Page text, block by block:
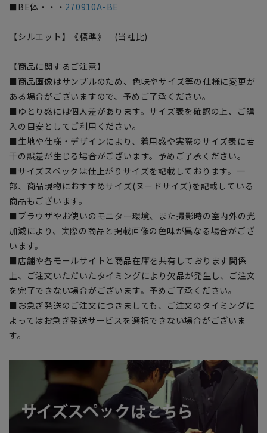
■BE体・・・ 270910A-BE
【シルエット】《標準》 (当社比)
【商品に関するご注意】
■商品画像はサンプルのため、色味やサイズ等の仕様に変更が
ある場合がございますので、予めご了承ください。
■ゆとり感には個人差があります。サイズ表を確認の上、ご購
入の目安としてご利用ください。
■生地や仕様・デザインにより、着用感や実際のサイズ表に若
干の誤差が生じる場合がございます。予めご了承ください。
■サイズスペックは仕上がりサイズを記載しております。一
部、商品現物におすすめサイズ(ヌードサイズ)を記載している
商品もございます。
■ブラウザやお使いのモニター環境、また撮影時の室内外の光
加減により、実際の商品と掲載画像の色味が異なる場合がござ
います。
■店舗や各モールサイトと商品在庫を共有しております関係
上、ご注文いただいたタイミングにより欠品が発生し、ご注文
を完了できない場合がございます。予めご了承ください。
■お急ぎ発送のご注文につきましても、ご注文のタイミングに
よってはお急ぎ発送サービスを選択できない場合がございま
す。